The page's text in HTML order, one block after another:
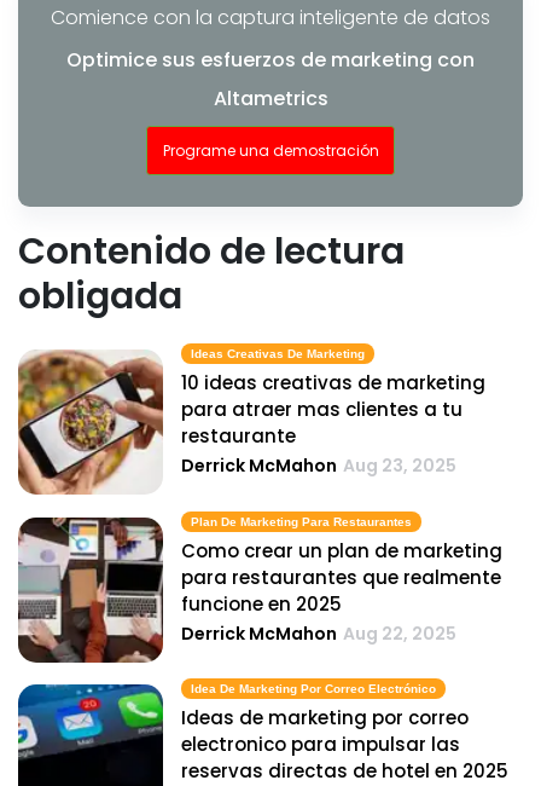
Comience con la captura inteligente de datos
Optimice sus esfuerzos de marketing con
Altametrics
Programe una demostración
Contenido de lectura
obligada
Ideas Creativas De Marketing
10 ideas creativas de marketing
para atraer mas clientes a tu
restaurante
Derrick McMahon Aug 23, 2025
Plan De Marketing Para Restaurantes
Como crear un plan de marketing
para restaurantes que realmente
funcione en 2025
Derrick McMahon Aug 22, 2025
Idea De Marketing Por Correo Electrónico
Ideas de marketing por correo
electronico para impulsar las
reservas directas de hotel en 2025